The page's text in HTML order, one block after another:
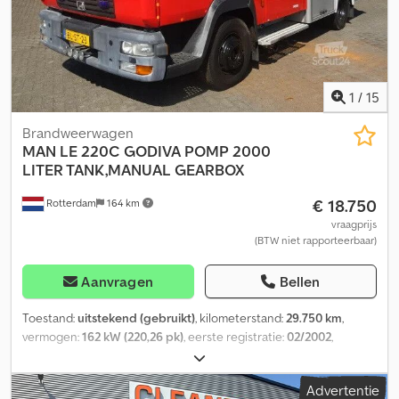
1 / 15
Rotterdam 164 km
Brandweerwagen
MAN LE 220C GODIVA POMP 2000
LITER TANK,MANUAL GEARBOX
€ 18.750
vraagprijs
(BTW niet rapporteerbaar)
Aanvragen Bellen
Toestand:uitstekend (gebruikt), kilometerstand:29.750 km,
vermogen:162 kW (220,26 pk), eerste registratie:02/2002,
, asconfiguratie:
brandstof:diesel, kleur:rood, soort overbrenging:mechanisch,
emissieklasse:Euro 3 , ophanging:staal, totale lengte:6.930 mm,
Advertentie